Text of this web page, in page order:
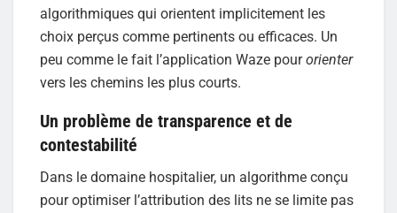
algorithmiques qui orientent implicitement les
choix perçus comme pertinents ou efficaces. Un
peu comme le fait l’application Waze pourorienter
vers les chemins les plus courts.
Un problème de transparence et de
contestabilité
Dans le domaine hospitalier, un algorithme conçu
pour optimiser l’attribution des lits ne se limite pas